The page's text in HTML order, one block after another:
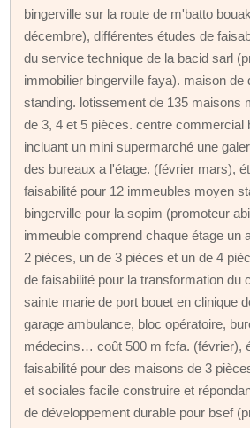
bingerville sur la route de m'batto
décembre), différentes études de
du service technique de la bacid sarl
immobilier bingerville faya). maison de
standing. lotissement de 135 maisons
de 3, 4 et 5 pièces. centre commercial
incluant un mini supermarché une
des bureaux a l'étage. (février mars),
faisabilité pour 12 immeubles moyen
bingerville pour la sopim (promoteur
immeuble comprend chaque étage un
2 pièces, un de 3 pièces et un de 4
de faisabilité pour la transformation du
sainte marie de port bouet en clinique
garage ambulance, bloc opératoire,
médecins… coût 500 m fcfa. (février),
faisabilité pour des maisons de 3
et sociales facile construire et
de développement durable pour bsef